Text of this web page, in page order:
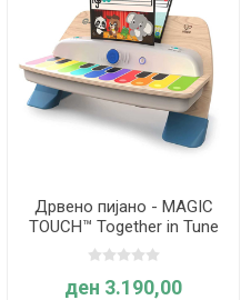
Дрвено пијано - MAGIC
TOUCH™ Together in Tune
Piano™ - Hape
ден 3.190,00